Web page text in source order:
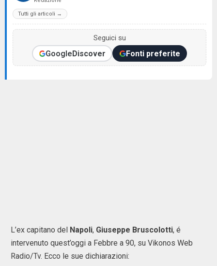
Tutti gli articoli →
Seguici su
GoogleDiscover Fonti preferite
L’ex capitano del Napoli, Giuseppe Bruscolotti, é
intervenuto quest’oggi a Febbre a 90, su Vikonos Web
Radio/Tv. Ecco le sue dichiarazioni: